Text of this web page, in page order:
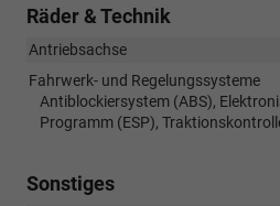
Räder & Technik
Antriebsachse
Fahrwerk- und Regelungssysteme
Antiblockiersystem (ABS),
Programm (ESP),
Sonstiges